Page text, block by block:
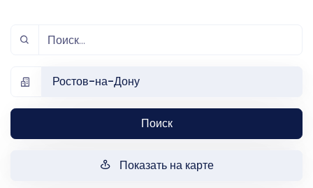
Ростов-на-Дону
Поиск
Показать на карте